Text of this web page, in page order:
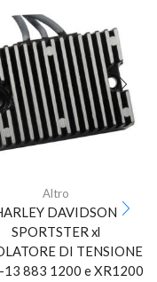
Altro
DAVIDSON
SPORTSTER xl
DI TENSIONE
883 1200 e XR1200